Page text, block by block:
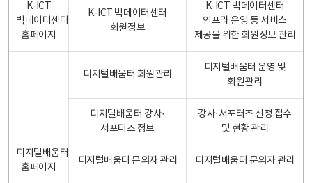
K-ICT
빅데이터센터
홈페이지
K-ICT 빅데이터센터
회원정보
K-ICT 빅데이터센터
인프라 운영 등 서비스
제공을 위한 회원정보 관리
디지털배움터
홈페이지
디지털배움터 회원관리
디지털배움터 운영 및
회원관리
디지털배움터 강사·
서포터즈 정보
강사·서포터즈 신청 접수
및 현황 관리
디지털배움터 문의자 관리 디지털배움터 문의자 관리